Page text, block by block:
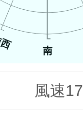
南
風速